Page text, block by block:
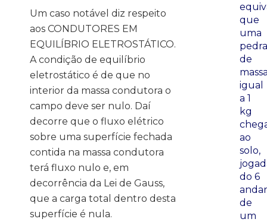
Um caso notável diz respeito
aos CONDUTORES EM
EQUILÍBRIO ELETROSTÁTICO.
A condição de equilíbrio
eletrostático é de que no
interior da massa condutora o
campo deve ser nulo. Daí
decorre que o fluxo elétrico
sobre uma superfície fechada
contida na massa condutora
terá fluxo nulo e, em
decorrência da Lei de Gauss,
que a carga total dentro desta
superfície é nula.
que
uma
pedra
de
igual
a 1
kg
ao
solo,
do 6
andar
de
um